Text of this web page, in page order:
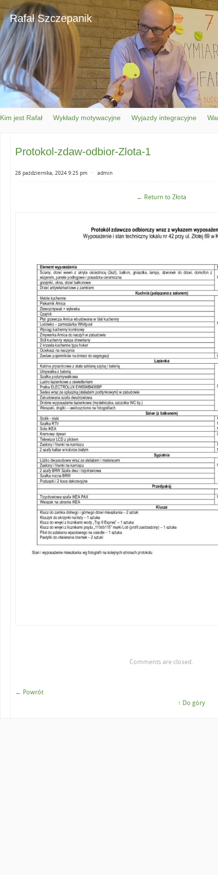
Rafał Szczepanik
Kim jest Rafał Wykłady motywacyjne Wyjazdy integracyjne
Protokol-zdaw-odbior-Zlota-1
28 października, 2024 9:25 pm ⋅ admin
← Return to Złota
Comments are closed.
← Powrót
↑ Do góry